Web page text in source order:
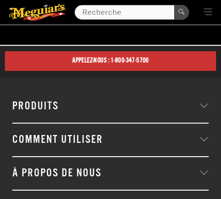
APPELEZ-NOUS : 1-800-347-5700
PRODUITS
COMMENT UTILISER
À PROPOS DE NOUS